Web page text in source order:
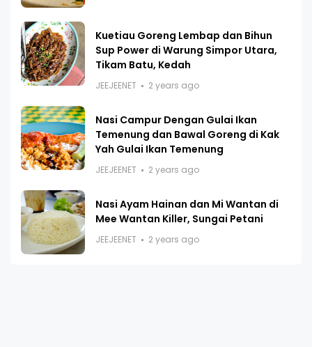
Kuetiau Goreng Lembap dan Bihun
Sup Power di Warung Simpor Utara,
Tikam Batu, Kedah
JEEJEENET 2 years ago
Nasi Campur Dengan Gulai Ikan
Temenung dan Bawal Goreng di Kak
Yah Gulai Ikan Temenung
JEEJEENET 2 years ago
Nasi Ayam Hainan dan Mi Wantan di
Mee Wantan Killer, Sungai Petani
JEEJEENET 2 years ago